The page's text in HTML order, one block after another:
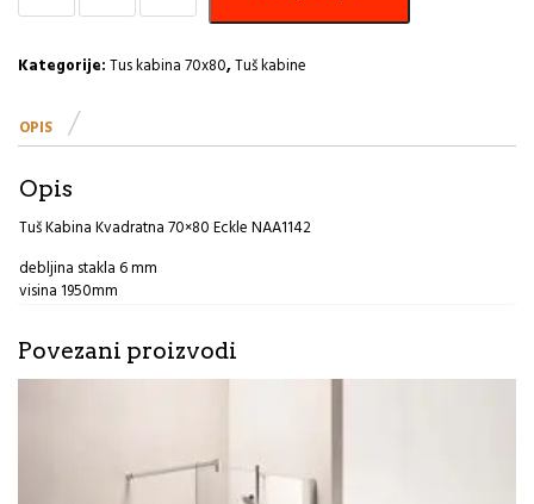
Kvadratna
Eckle
količina
Kategorije:Tus kabina 70x80,Tuš kabine
OPIS
Opis
Tuš Kabina Kvadratna 70×80 Eckle NAA1142
debljina stakla 6 mm
visina 1950mm
Povezani proizvodi